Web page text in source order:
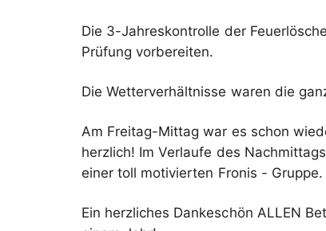
Die 3-Jahreskontrolle der
Prüfung vorbereiten.
Die Wetterverhältnisse waren die
Am Freitag-Mittag war es schon
herzlich! Im Verlaufe des
einer toll motivierten Fronis - Gruppe.
Ein herzliches Dankeschön ALLEN